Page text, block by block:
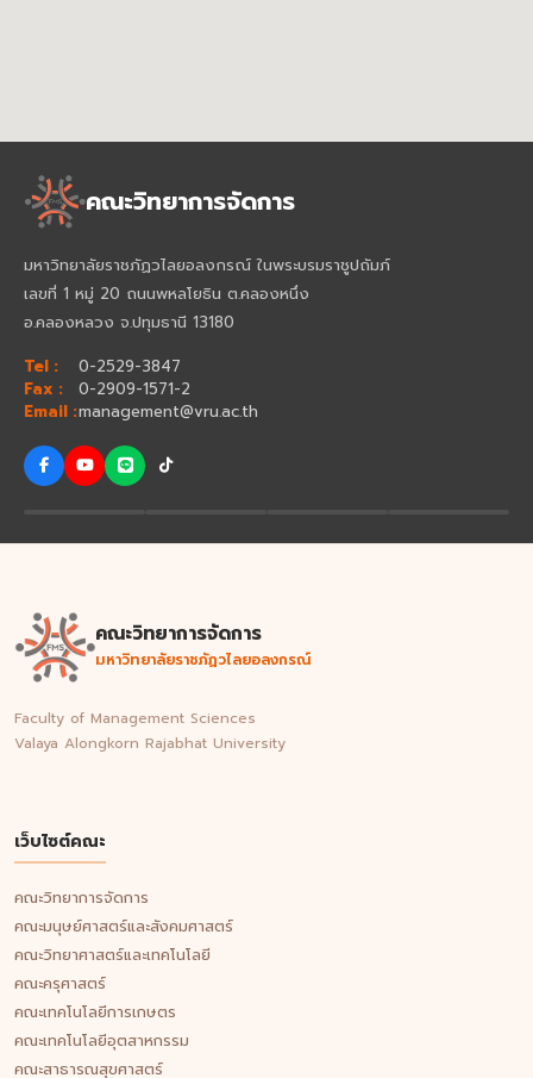
คณะวิทยาการจัดการ
มหาวิทยาลัยราชภัฏวไลยอลงกรณ์ ในพระบรมราชูปถัมภ์
เลขที่ 1 หมู่ 20 ถนนพหลโยธิน ต.คลองหนึ่ง
อ.คลองหลวง จ.ปทุมธานี 13180
Tel :
0-2529-3847
Fax :
0-2909-1571-2
Email :management@vru.ac.th
คณะวิทยาการจัดการ
มหาวิทยาลัยราชภัฏวไลยอลงกรณ์
Faculty of Management Sciences
Valaya Alongkorn Rajabhat University
เว็บไซต์คณะ
คณะวิทยาการจัดการ
คณะมนุษย์ศาสตร์และสังคมศาสตร์
คณะวิทยาศาสตร์และเทคโนโลยี
คณะครุศาสตร์
คณะเทคโนโลยีการเกษตร
คณะเทคโนโลยีอุตสาหกรรม
คณะสาธารณสุขศาสตร์